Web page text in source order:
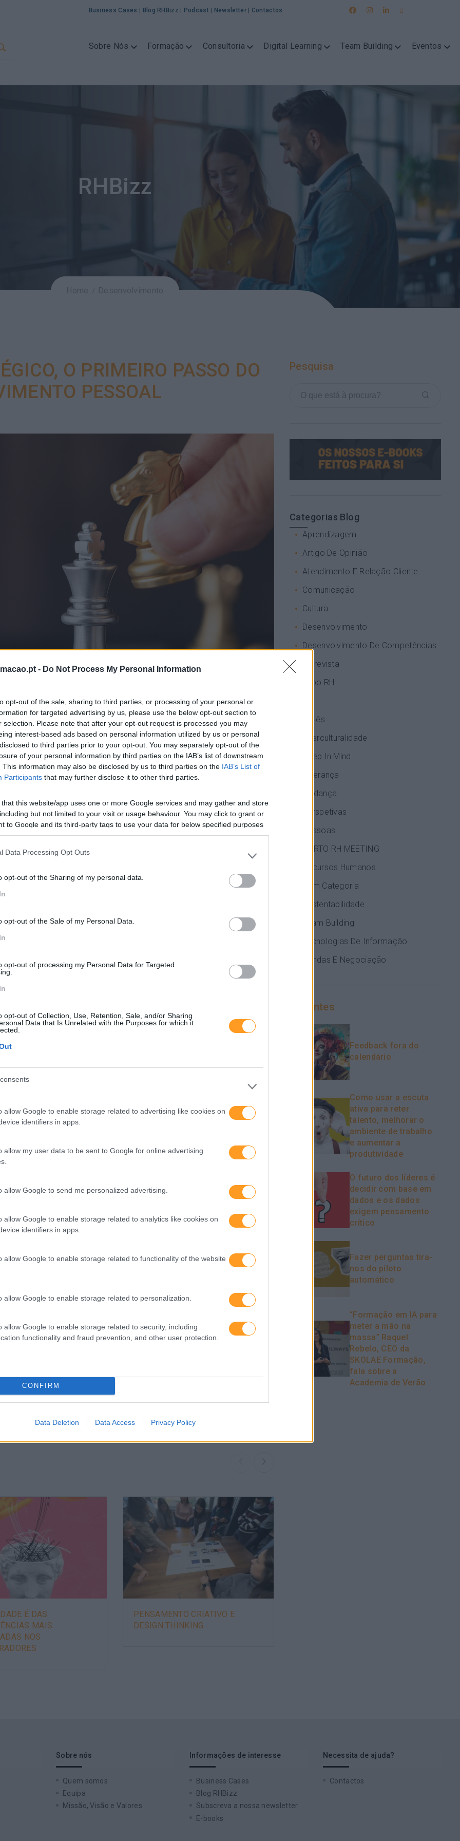
- Do Not Process My Personal Information
opt-out of the sale, sharing to third parties, or processing of your personal or
for targeted advertising by us, please use the below opt-out section to
selection. Please note that after your opt-out request is processed you may
interest-based ads based on personal information utilized by us or personal
to third parties prior to your opt-out. You may separately opt-out of the
of your personal information by third parties on the IAB’s list of downstream
This information may also be disclosed by us to third parties on the IAB’s List of
Participants that may further disclose it to other third parties.
that this website/app uses one or more Google services and may gather and store
but not limited to your visit or usage behaviour. You may click to grant or
to Google and its third-party tags to use your data for below specified purposes
consent section.
Data Processing Opt Outs
opt-out of the Sharing of my personal data.
opt-out of the Sale of my Personal Data.
opt-out of processing my Personal Data for Targeted
opt-out of Collection, Use, Retention, Sale, and/or Sharing
Data that Is Unrelated with the Purposes for which it
allow Google to enable storage related to advertising like cookies on
identifiers in apps.
allow my user data to be sent to Google for online advertising
allow Google to send me personalized advertising.
allow Google to enable storage related to analytics like cookies on
identifiers in apps.
allow Google to enable storage related to functionality of the website
allow Google to enable storage related to personalization.
allow Google to enable storage related to security, including
functionality and fraud prevention, and other user protection.
CONFIRM
Data Deletion Data Access Privacy Policy
Business Cases Blog RHBizz Podcast Newsletter| Contactos
Sobre Nós Formação Consultoria Digital Learning Team Building Eventos
RHBizz
O PRIMEIRO PASSO DO
PESSOAL
pessoal que se quer robusto e promotor de valor
é designado por
suas competências e alinhar o desenvolvimento pessoal
com os
quer chegar e como.
“economia do talento”, o que os empregadores
estratégico ganha destaque. E como desenvolver o pensamento
curto, médio e longo prazo
desviar o olhar do que está em redor
acompanhar da intuição
de “fazer”, não ter medo de inovar
quando aquilo que estrategicamente havia sido definido deixa de fazer
dorsal da nossa economia. Eles são os
e sustentável
despercebida a mensagem de que
um futuro mais equitativo e sustentável. Asseguremos que as suas
sua participação central nas decisões que moldam o nosso mundo.”
valorizada, é preciso que assente em contributos
contribuírem com uma visão clara, que aponta caminhos e propõe
chave e prioritária. Que da estratégia faça parte desenvolver o
aqui
Seguinte
É DAS
MAIS
NOS
PENSAMENTO CRIATIVO E
DESIGN THINKING
Pesquisa
Categorias Blog
Aprendizagem
Artigo De Opinião
Atendimento E Relação Cliente
Comunicação
Cultura
Desenvolvimento
Desenvolvimento De Competências
Entrevista
Expo RH
Inglês
Interculturalidade
Keep In Mind
Liderança
Mudança
Perspetivas
Pessoas
PORTO RH MEETING
Recursos Humanos
Sem Categoria
Sustentabilidade
Team Building
Tecnologias De Informação
Vendas E Negociação
Recentes
Feedback fora do
calendário
Como usar a escuta
ativa para reter
talento, melhorar o
ambiente de trabalho
e aumentar a
produtividade
O futuro dos líderes é
decidir com base em
dados e os dados
exigem pensamento
crítico
Fazer perguntas tira-
nos do piloto
automático
“Formação em IA para
meter a mão na
massa” Raquel
Rebelo, CEO da
SKOLAE Formação,
fala sobre a
Academia de Verão
Sobre nós
Quem somos
Equipa
Missão, Visão e Valores
Informações de interesse
Business Cases
Blog RHBizz
Subscreva a nossa newsletter
E-books
Necessita de ajuda?
Contactos